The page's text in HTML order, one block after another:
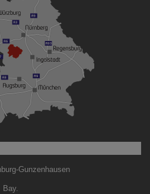
Gunzenhausen
Bay.